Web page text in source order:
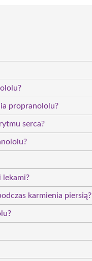
propranololu?
serca?
lekami?
karmienia piersią?